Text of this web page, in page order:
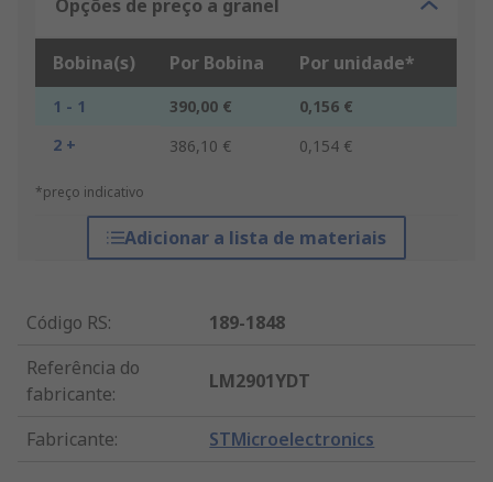
Opções de preço a granel
Bobina(s) Por Bobina Por unidade*
1 - 1 390,00 €
0,156 €
2 +
386,10 € 0,154 €
*preço indicativo
Adicionar a lista de materiais
Código RS:
189-1848
Referência do
fabricante:
LM2901YDT
Fabricante: STMicroelectronics